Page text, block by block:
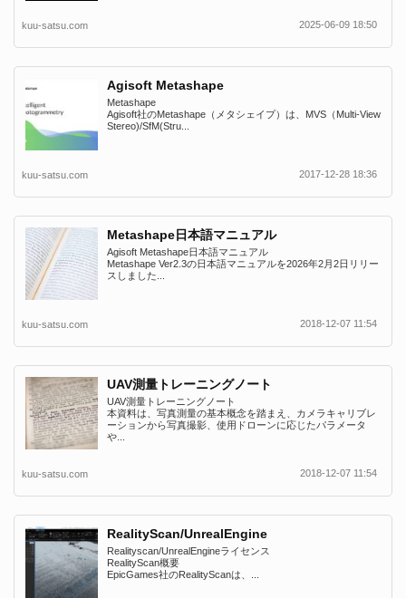
kuu-satsu.com 2025-06-09 18:50
Agisoft Metashape
Metashape
Agisoft社のMetashape（メタシェイプ）は、MVS（Multi-View
Stereo)/SfM(Stru...
kuu-satsu.com 2017-12-28 18:36
Metashape日本語マニュアル
Agisoft Metashape日本語マニュアル
Metashape Ver2.3の日本語マニュアルを2026年2月2日リリー
スしました...
kuu-satsu.com 2018-12-07 11:54
UAV測量トレーニングノート
UAV測量トレーニングノート
本資料は、写真測量の基本概念を踏まえ、カメラキャリブレ
ーションから写真撮影、使用ドローンに応じたパラメータ
や...
kuu-satsu.com 2018-12-07 11:54
RealityScan/UnrealEngine
Realityscan/UnrealEngineライセンス
RealityScan概要
EpicGames社のRealityScanは、...